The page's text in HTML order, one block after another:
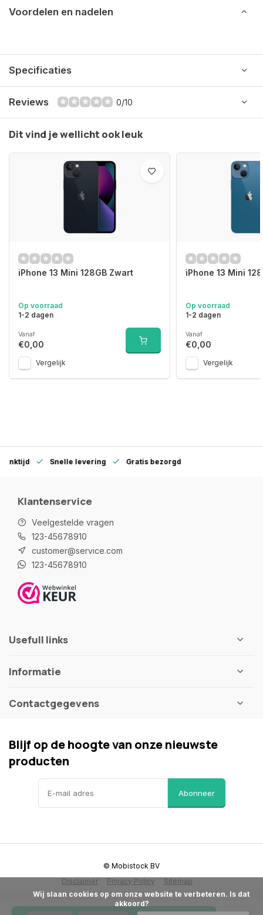
Voordelen en nadelen
Specificaties
Reviews 0/10
Dit vind je wellicht ook leuk
iPhone 13 Mini 128GB Zwart
Op voorraad
1-2 dagen
Vanaf
€0,00
Vergelijk
iPhone 13 Mini
Op voorraad
1-2 dagen
Vanaf
€0,00
Vergelijk
Snelle levering Gratis bezorgd
Klantenservice
Veelgestelde vragen
123-45678910
customer@service.com
123-45678910
Usefull links
Informatie
Contactgegevens
Blijf op de hoogte van onze nieuwste
producten
Abonneer
Disclaimer Privacy Policy Sitemap
© Mobistock BV
akkoord?